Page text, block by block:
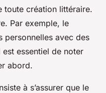
toute création littéraire.
Par exemple, le
personnelles avec des
essentiel de noter
abord.
à s’assurer que le